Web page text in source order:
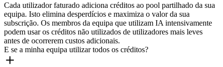
Cada utilizador faturado adiciona créditos ao pool partilhado da sua
equipa. Isto elimina desperdícios e maximiza o valor da sua
subscrição. Os membros da equipa que utilizam IA intensivamente
podem usar os créditos não utilizados de utilizadores mais leves
antes de ocorrerem custos adicionais.
E se a minha equipa utilizar todos os créditos?